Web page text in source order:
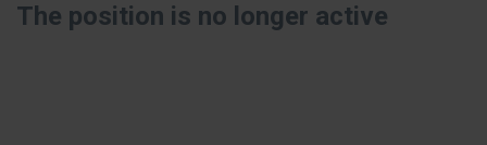
The position is no longer active